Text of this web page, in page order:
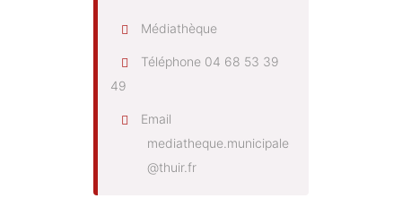
Médiathèque
Téléphone 04 68 53 39
49
Email
mediatheque.municipale
@thuir.fr